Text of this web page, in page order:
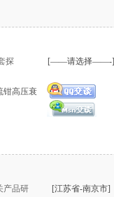
探
钳高压衰
[——请选择——-]
产品研
[江苏省-南京市]